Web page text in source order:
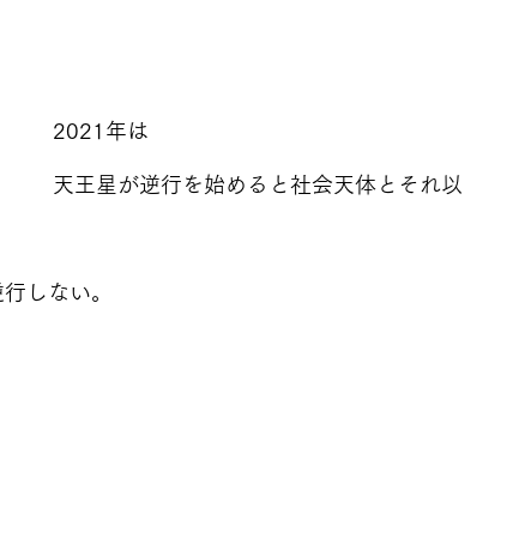
2021年は
天王星が逆行を始めると社会天体とそれ以
しない。